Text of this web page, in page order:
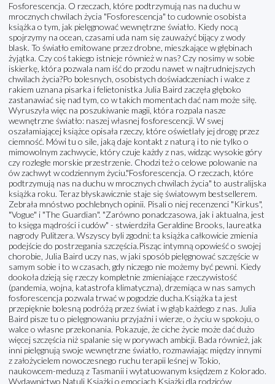
Fosforescencja. O rzeczach, które podtrzymują nas na duchu w
mrocznych chwilach życia "Fosforescencja" to cudownie osobista
książka o tym, jak pielęgnować wewnętrzne światło. Kiedy nocą
spojrzymy na ocean, czasami uda nam się zauważyć bijący z wody
blask. To światło emitowane przez drobne, mieszkające w głębinach
żyjątka. Czy coś takiego istnieje również w nas? Czy nosimy w sobie
iskierkę, która pozwala nam iść do przodu nawet w najtrudniejszych
chwilach życia?Po bolesnych, osobistych doświadczeniach i walce z
rakiem uznana pisarka i felietonistka Julia Baird zaczęła głęboko
zastanawiać się nad tym, co w takich momentach dać nam może siłę.
Wyruszyła więc na poszukiwanie magii, która rozpala nasze
wewnętrzne światło: naszej własnej fosforescencji. W swej
oszałamiającej książce opisała rzeczy, które oświetlały jej drogę przez
ciemność. Mówi tu o sile, jaką daje kontakt z naturą i to nie tylko o
mimowolnym zachwycie, który czuje każdy z nas, widząc wysokie góry
czy rozległe morskie przestrzenie. Chodzi też o celowe polowanie na
ów zachwyt w codziennym życiu."Fosforescencja. O rzeczach, które
podtrzymują nas na duchu w mrocznych chwilach życia" to australijska
książka roku. Teraz błyskawicznie staje się światowym bestsellerem.
Zebrała mnóstwo pochlebnych opinii. Pisali o niej recenzenci "Kirkus",
"Vogue" i "The Guardian". "Zarówno ponadczasowa, jak i aktualna, jest
to księga mądrości i cudów" - stwierdziła Geraldine Brooks, laureatka
nagrody Pulitzera. Wszyscy byli zgodni: ta książka całkowicie zmienia
podejście do postrzegania szczęścia.Pisząc intymną opowieść o swojej
chorobie, Julia Baird uczy nas, w jaki sposób pielęgnować szczęście w
samym sobie i to w czasach, gdy niczego nie możemy być pewni. Kiedy
dookoła dzieją się rzeczy kompletnie zmieniające rzeczywistość
(pandemia, wojna, katastrofa klimatyczna), drzemiąca w nas samych
fosforescencja pozwala trwać w pogodzie ducha.Książka ta jest
przepięknie bolesną podróżą przez świat i w głąb każdego z nas. Julia
Baird pisze tu o pielęgnowaniu przyjaźni i wierze, o życiu w spokoju, o
walce o własne przekonania. Pokazuje, że ciche życie może dać dużo
więcej szczęścia niż spalanie się w porywach ambicji. Bada również, jak
inni pielęgnują swoje wewnętrzne światło, rozmawiając między innymi
z założycielem nowoczesnego ruchu terapii leśnej w Tokio,
naukowcem-meduzą z Tasmanii i wytatuowanym księdzem z Kolorado.
Wydawnictwo Natuli Książki o emocjach Książki dla rodziców